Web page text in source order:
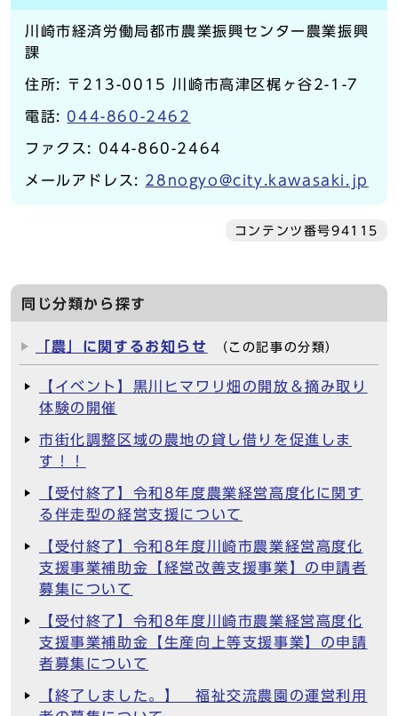
川崎市経済労働局都市農業振興センター農業振興
課
住所: 〒213-0015 川崎市高津区梶ヶ谷2-1-7
電話: 044-860-2462
ファクス: 044-860-2464
メールアドレス: 28nogyo@city.kawasaki.jp
コンテンツ番号94115
同じ分類から探す
「農」に関するお知らせ （この記事の分類）
【イベント】黒川ヒマワリ畑の開放＆摘み取り
体験の開催
市街化調整区域の農地の貸し借りを促進しま
す！！
【受付終了】令和8年度農業経営高度化に関す
る伴走型の経営支援について
【受付終了】令和8年度川崎市農業経営高度化
支援事業補助金【経営改善支援事業】の申請者
募集について
【受付終了】令和8年度川崎市農業経営高度化
支援事業補助金【生産向上等支援事業】の申請
者募集について
【終了しました。】 福祉交流農園の運営利用